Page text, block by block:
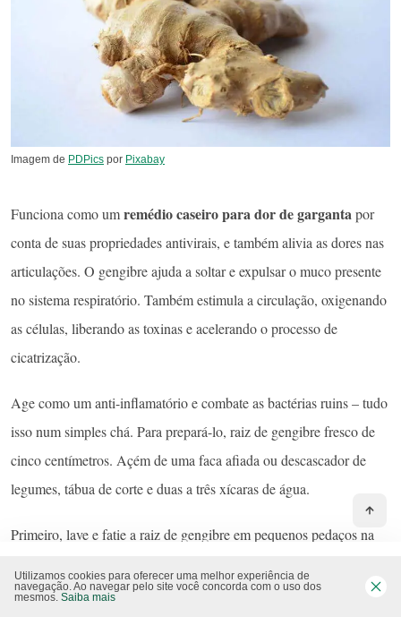
Imagem de PDPics por Pixabay
Funciona como umremédio caseiro para dor de gargantapor
conta de suas propriedades antivirais, e também alivia as dores nas
articulações. O gengibre ajuda a soltar e expulsar o muco presente
no sistema respiratório. Também estimula a circulação, oxigenando
as células, liberando as toxinas e acelerando o processo de
cicatrização.
Age como um anti-inflamatório e combate as bactérias ruins – tudo
isso num simples chá. Para prepará-lo, raiz de gengibre fresco de
cinco centímetros. Açém de uma faca afiada ou descascador de
legumes, tábua de corte e duas a três xícaras de água.
Primeiro, lave e fatie a raiz de gengibre em pequenos pedaços na
Deixe ferver por cinco minutos. Saiba mais sobre como fazer
chá
Utilizamos cookies para oferecer uma melhor experiência de
navegação. Ao navegar pelo site você concorda com o uso dos
mesmos. Saiba mais